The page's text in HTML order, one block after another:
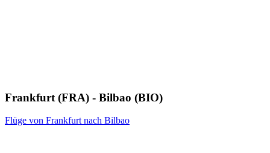
Frankfurt (FRA) - Bilbao (BIO)
Flüge von Frankfurt nach Bilbao